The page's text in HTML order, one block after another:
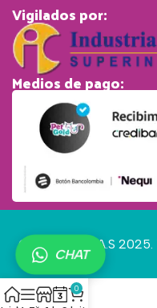
Vigilados por:
Medios de pago:
© Pet Gold S.A.S
CHAT
0